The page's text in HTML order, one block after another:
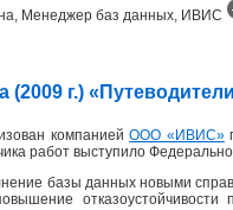
Менеджер баз данных, ИВИС
(2009 г.)
компаниейООО «ИВИС»
работ выступило
базы данных новыми